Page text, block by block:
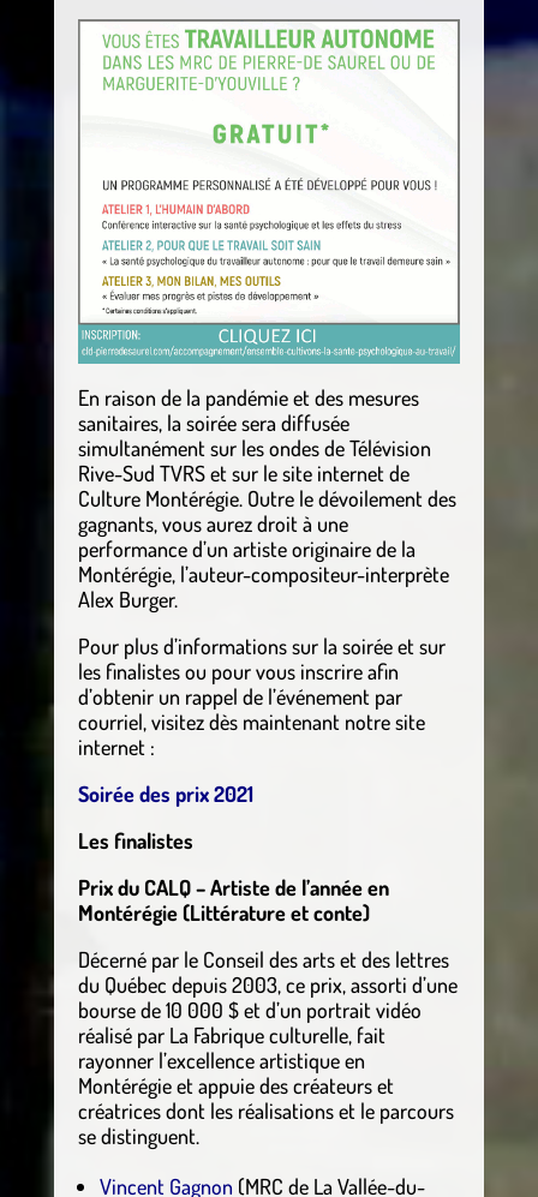
En raison de la pandémie et des mesures
sanitaires, la soirée sera diffusée
simultanément sur les ondes de Télévision
Rive-Sud TVRS et sur le site internet de
Culture Montérégie. Outre le dévoilement des
gagnants, vous aurez droit à une
performance d’un artiste originaire de la
Montérégie, l’auteur-compositeur-interprète
Alex Burger.
Pour plus d’informations sur la soirée et sur
les finalistes ou pour vous inscrire afin
d’obtenir un rappel de l’événement par
courriel, visitez dès maintenant notre site
internet :
Soirée des prix 2021
Les finalistes
Prix du CALQ – Artiste de l’année en
Montérégie (Littérature et conte)
Décerné par le Conseil des arts et des lettres
du Québec depuis 2003, ce prix, assorti d’une
bourse de 10 000 $ et d’un portrait vidéo
réalisé par La Fabrique culturelle, fait
rayonner l’excellence artistique en
Montérégie et appuie des créateurs et
créatrices dont les réalisations et le parcours
se distinguent.
Vincent Gagnon (MRC de La Vallée-du-